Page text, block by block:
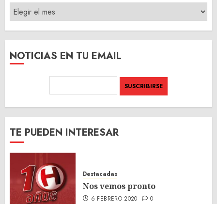
ARCHIVO
DEL
SITIO
NOTICIAS EN TU EMAIL
TE PUEDEN INTERESAR
Destacadas
Nos vemos pronto
6 FEBRERO 2020 0